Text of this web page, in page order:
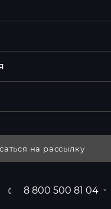
на рассылку
8 800 500 81 04